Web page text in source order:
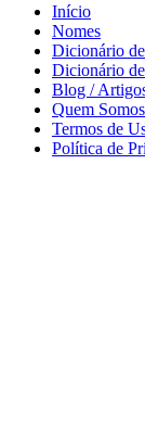
Início
Nomes
Dicionário
Dicionário
Blog /
Quem Somos
Termos de
Política de